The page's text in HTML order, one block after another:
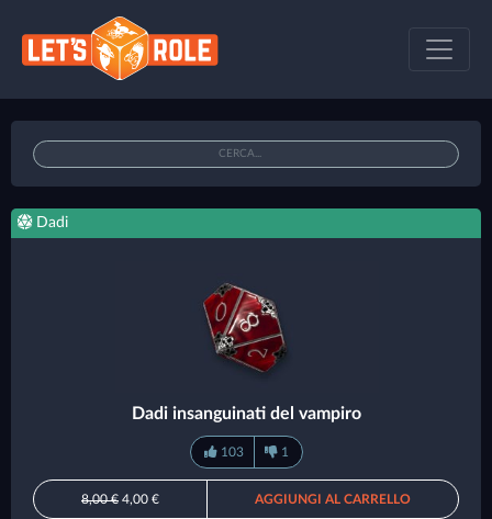
Dadi
Dadi insanguinati del vampiro
103 1
8,00 € 4,00 € AGGIUNGI AL CARRELLO